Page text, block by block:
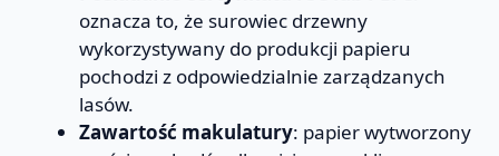
oznacza to, że surowiec drzewny
wykorzystywany do produkcji papieru
pochodzi z odpowiedzialnie zarządzanych
lasów.
Zawartość makulatury: papier wytworzony